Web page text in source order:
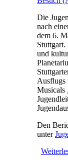
Die
nach
dem 6.
und
Ausflugs
Musicals
Den
unter